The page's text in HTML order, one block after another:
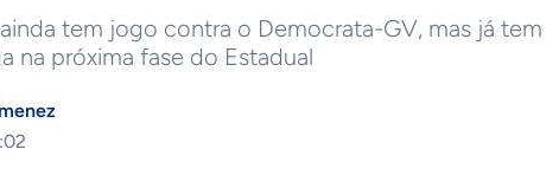
tem jogo contra o Democrata-GV, mas já tem
na próxima fase do Estadual